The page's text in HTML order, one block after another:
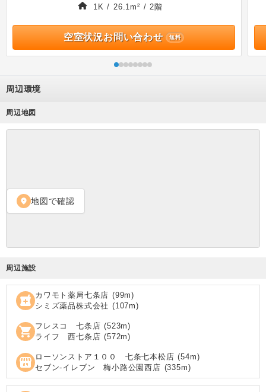
1K / 26.1m² / 2階
空室状況お問い合わせ 無料
周辺環境
周辺地図
location_on 地図で確認
周辺施設
local_pharmacy カワモト薬局七条店 (99m)
シミズ薬品株式会社 (107m)
shopping_cart フレスコ 七条店 (523m)
ライフ 西七条店 (572m)
local_convenience_store ローソンストア１００ 七条七本松店 (54m)
セブン‐イレブン 梅小路公園西店 (335m)